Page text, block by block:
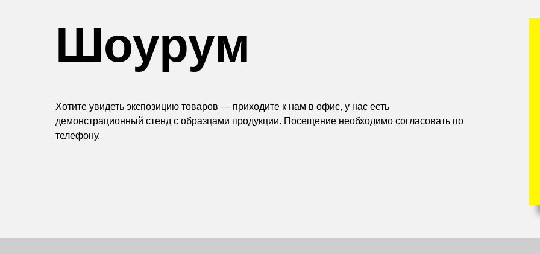
Шоурум
Хотите увидеть экспозицию товаров — приходите к нам в офис, у нас есть
демонстрационный стенд с образцами продукции. Посещение необходимо согласовать по
телефону.